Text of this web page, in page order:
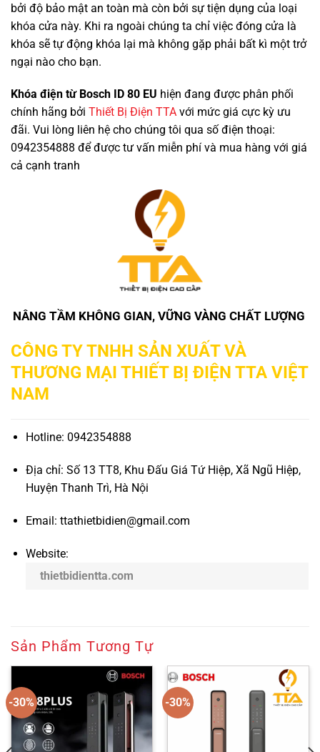
bởi độ bảo mật an toàn mà còn bởi sự tiện dụng của loại
khóa cửa này. Khi ra ngoài chúng ta chỉ việc đóng cửa là
khóa sẽ tự động khóa lại mà không gặp phải bất kì một trở
ngại nào cho bạn.
Khóa điện từ Bosch ID 80 EU hiện đang được phân phối
chính hãng bởi Thiết Bị Điện TTA với mức giá cực kỳ ưu
đãi. Vui lòng liên hệ cho chúng tôi qua số điện thoại:
0942354888 để được tư vấn miễn phí và mua hàng với giá
cả cạnh tranh
NÂNG TẦM KHÔNG GIAN, VỮNG VÀNG CHẤT LƯỢNG
CÔNG TY TNHH SẢN XUẤT VÀ
THƯƠNG MẠI THIẾT BỊ ĐIỆN TTA VIỆT
NAM
Hotline: 0942354888
Địa chỉ: Số 13 TT8, Khu Đấu Giá Tứ Hiệp, Xã Ngũ Hiệp,
Huyện Thanh Trì, Hà Nội
Email: ttathietbidien@gmail.com
Website:
thietbidientta.com
Sản Phẩm Tương Tự
-30% -30%